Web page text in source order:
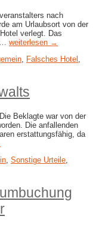
nach
am Urlaubsort von der
verlegt. Das
weiterlesen →
, Falsches Hotel ,
Beklagte war von der
Die anfallenden
erstattungsfähig, da
, Sonstige Urteile,